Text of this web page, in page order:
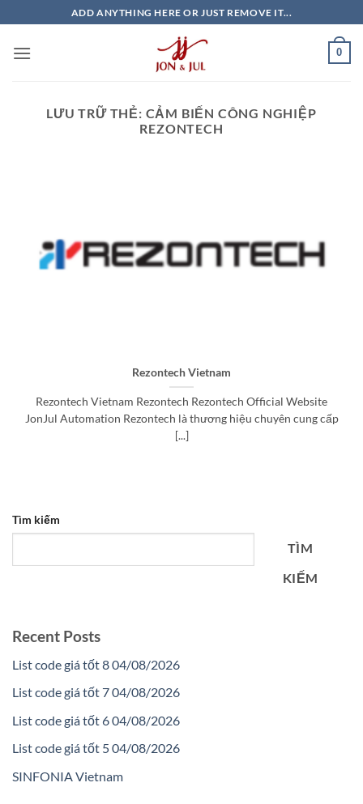
qua
nội
ADD ANYTHING HERE OR JUST REMOVE IT...
0
LƯU TRỮ THẺ: CẢM BIẾN CÔNG NGHIỆP
REZONTECH
Rezontech Vietnam
Rezontech Vietnam Rezontech Rezontech Official Website
JonJul Automation Rezontech là thương hiệu chuyên cung cấp
[...]
Tìm kiếm
TÌM
KIẾM
Recent Posts
List code giá tốt 8 04/08/2026
List code giá tốt 7 04/08/2026
List code giá tốt 6 04/08/2026
List code giá tốt 5 04/08/2026
SINFONIA Vietnam